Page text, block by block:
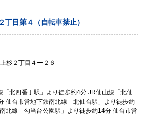
丁目第４（自転車禁止）
杉２丁目４ー２６
「北四番丁駅」より徒歩約4分 JR仙山線「北仙
仙台市営地下鉄南北線「北仙台駅」より徒歩約
北線「勾当台公園駅」より徒歩約14分 仙台市営